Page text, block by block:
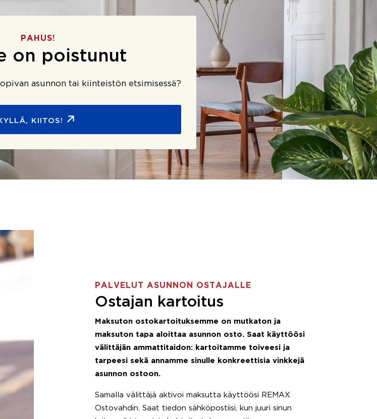
PAHUS!
on poistunut
asunnon tai kiinteistön etsimisessä?
KIITOS!
PALVELUT ASUNNON OSTAJALLE
Ostajan kartoitus
Maksuton ostokartoituksemme on mutkaton ja
maksuton tapa aloittaa asunnon osto. Saat käyttöösi
välittäjän ammattitaidon: kartoitamme toiveesi ja
tarpeesi sekä annamme sinulle konkreettisia vinkkejä
asunnon ostoon.
Samalla välittäjä aktivoi maksutta käyttöösi REMAX
Ostovahdin. Saat tiedon sähköpostiisi, kun juuri sinun